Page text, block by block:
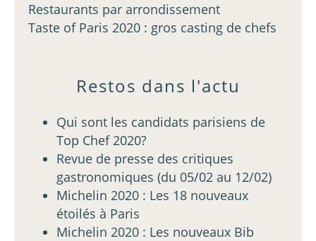
Restaurants par arrondissement
Taste of Paris 2020 : gros casting de chefs
Restos dans l'actu
Qui sont les candidats parisiens de
Top Chef 2020?
Revue de presse des critiques
gastronomiques (du 05/02 au 12/02)
Michelin 2020 : Les 18 nouveaux
étoilés à Paris
Michelin 2020 : Les nouveaux Bib